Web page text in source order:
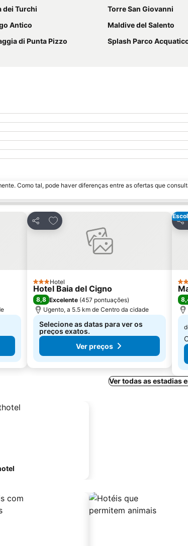
dei Turchi
Torre San Giovanni
Antico
Maldive del Salento
di Punta Pizzo
Splash Parco
Como tal, pode haver diferenças entre as ofertas que
Partilhar
Adicionar aos favoritos
3 Estrelas
Hotel
Hotel Baia del Cigno
8,8 Excelente (457 pontuações)
Ugento, a 5.5 km de Centro da cidade
Selecione as datas para ver os
preços exatos.
Ver preços
5
Ver todas as estadias